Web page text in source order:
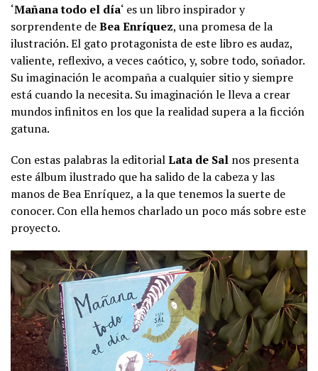
‘Mañana todo el día‘ es un libro inspirador y
sorprendente deBea Enríquez, una promesa de la
ilustración. El gato protagonista de este libro es audaz,
valiente, reflexivo, a veces caótico, y, sobre todo, soñador.
Su imaginación le acompaña a cualquier sitio y siempre
está cuando la necesita. Su imaginación le lleva a crear
mundos infinitos en los que la realidad supera a la ficción
gatuna.
Con estas palabras la editorialLata de Sal nos presenta
este álbum ilustrado que ha salido de la cabeza y las
manos de Bea Enríquez, a la que tenemos la suerte de
conocer. Con ella hemos charlado un poco más sobre este
proyecto.